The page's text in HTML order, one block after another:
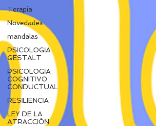
Terapia
Novedades
mandalas
PSICOLOGIA
GESTALT
PSICOLOGIA
COGNITIVO
CONDUCTUAL
RESILIENCIA
LEY DE LA
ATRACCIÓN